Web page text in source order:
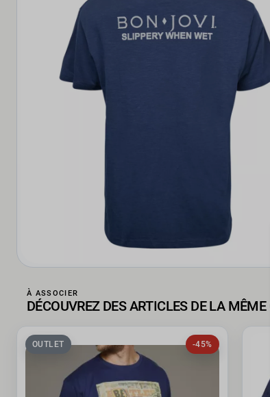
À ASSOCIER
DÉCOUVREZ DES ARTICLES DE LA MÊME
-45%
OUTLET